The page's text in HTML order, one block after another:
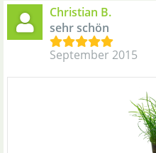
Christian B.
sehr schön
September 2015